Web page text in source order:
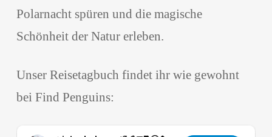
Polarnacht spüren und die magische
Schönheit der Natur erleben.
Unser Reisetagbuch findet ihr wie gewohnt
bei Find Penguins: